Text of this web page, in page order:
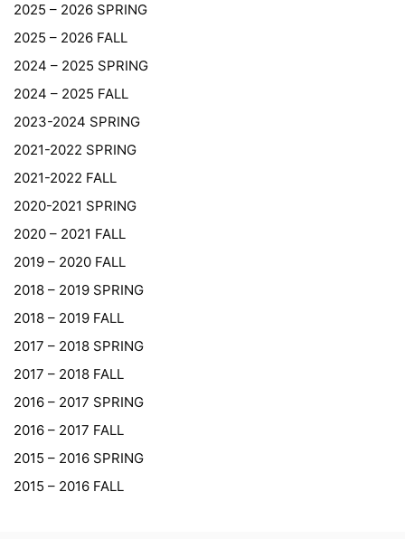
2025 – 2026 SPRING
2025 – 2026 FALL
2024 – 2025 SPRING
2024 – 2025 FALL
2023-2024 SPRING
2021-2022 SPRING
2021-2022 FALL
2020-2021 SPRING
2020 – 2021 FALL
2019 – 2020 FALL
2018 – 2019 SPRING
2018 – 2019 FALL
2017 – 2018 SPRING
2017 – 2018 FALL
2016 – 2017 SPRING
2016 – 2017 FALL
2015 – 2016 SPRING
2015 – 2016 FALL